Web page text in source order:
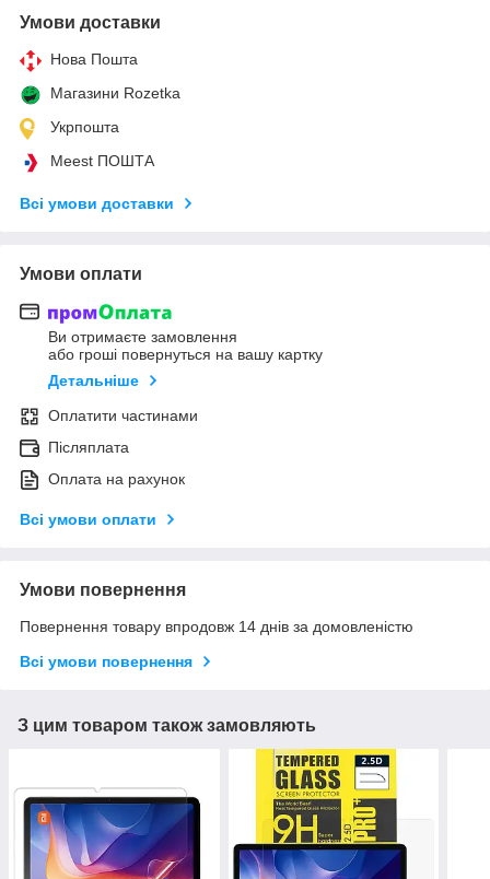
Умови доставки
Нова Пошта
Магазини Rozetka
Укрпошта
Meest ПОШТА
Всі умови доставки
Умови оплати
Ви отримаєте замовлення
або гроші повернуться на вашу картку
Детальніше
Оплатити частинами
Післяплата
Оплата на рахунок
Всі умови оплати
Умови повернення
Повернення товару впродовж 14 днів за домовленістю
Всі умови повернення
З цим товаром також замовляють